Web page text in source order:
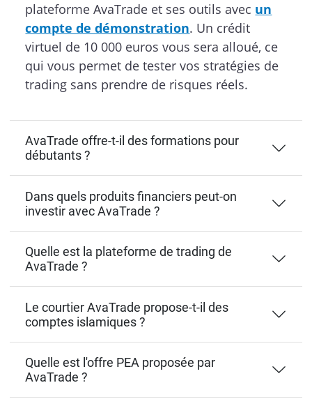
plateforme AvaTrade et ses outils avec un
compte de démonstration. Un crédit
virtuel de 10 000 euros vous sera alloué, ce
qui vous permet de tester vos stratégies de
trading sans prendre de risques réels.
AvaTrade offre-t-il des formations pour
débutants ?
Dans quels produits financiers peut-on
investir avec AvaTrade ?
Quelle est la plateforme de trading de
AvaTrade ?
Le courtier AvaTrade propose-t-il des
comptes islamiques ?
Quelle est l'offre PEA proposée par
AvaTrade ?